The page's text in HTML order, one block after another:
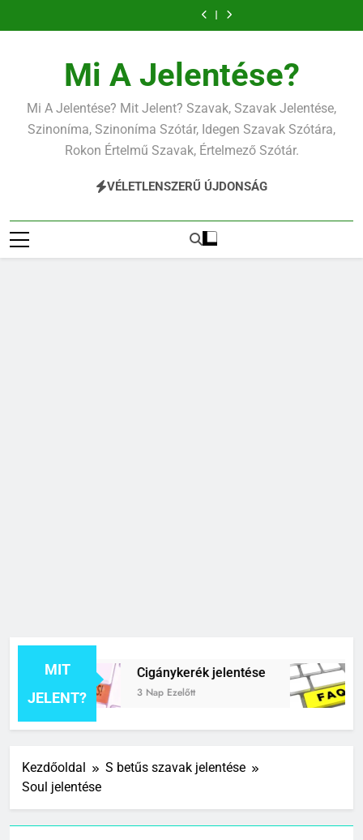
a
Mi A Jelentése?
Mi A Jelentése? Mit Jelent? Szavak, Szavak Jelentése,
Szinoníma, Szinoníma Szótár, Idegen Szavak Szótára,
Rokon Értelmű Szavak, Értelmező Szótár.
VÉLETLENSZERŰ ÚJDONSÁG
MIT
JELENT?
Cigánykerék jelentése
3 Nap Ezelőtt 6 Nap
Kezdőoldal
S betűs szavak jelentése
Soul jelentése